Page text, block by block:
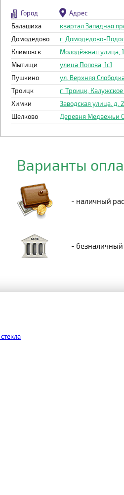
Город
Адрес
Балашиха
квартал Западная
Домодедово
г. Домодедово-
Климовск
Молодёжная улица,
Мытищи
улица Попова, 1с1
Пушкино
ул. Верхняя
Троицк
г. Троицк,
Химки
Заводская улица, д. 2
Щелково
Деревня Медвежьи
Варианты
- наличный
- безналичный